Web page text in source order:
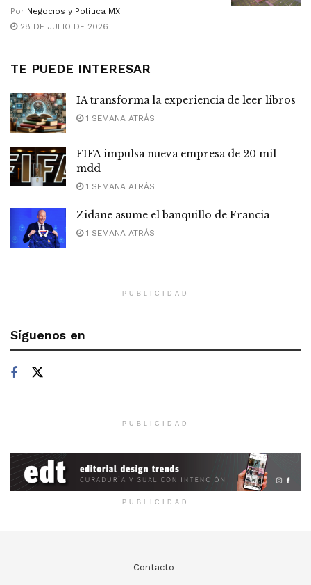
Por Negocios y Política MX
28 DE JULIO DE 2026
TE PUEDE INTERESAR
IA transforma la experiencia de leer libros
1 SEMANA ATRÁS
FIFA impulsa nueva empresa de 20 mil
mdd
1 SEMANA ATRÁS
Zidane asume el banquillo de Francia
1 SEMANA ATRÁS
PUBLICIDAD
Síguenos en
PUBLICIDAD
PUBLICIDAD
Contacto